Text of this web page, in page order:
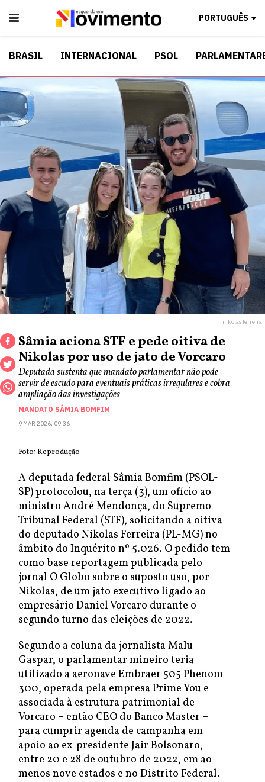
PORTUGUÊS
BRASIL INTERNACIONAL PSOL
nikolas ferreira
Sâmia aciona STF e pede oitiva de
Nikolas por uso de jato de Vorcaro
Deputada sustenta que mandato parlamentar não pode
servir de escudo para eventuais práticas irregulares e cobra
ampliação das investigações
MANDATO SÂMIA BOMFIM
9 MAR 2026, 09:36
Foto: Reprodução
A deputada federal Sâmia Bomfim (PSOL-
SP) protocolou, na terça (3), um ofício ao
ministro André Mendonça, do Supremo
Tribunal Federal (STF), solicitando a oitiva
do deputado Nikolas Ferreira (PL-MG) no
âmbito do Inquérito nº 5.026. O pedido tem
como base reportagem publicada pelo
jornal O Globo sobre o suposto uso, por
Nikolas, de um jato executivo ligado ao
empresário Daniel Vorcaro durante o
segundo turno das eleições de 2022.
Segundo a coluna da jornalista Malu
Gaspar, o parlamentar mineiro teria
utilizado a aeronave Embraer 505 Phenom
300, operada pela empresa Prime You e
associada à estrutura patrimonial de
Vorcaro – então CEO do Banco Master –
para cumprir agenda de campanha em
apoio ao ex-presidente Jair Bolsonaro,
entre 20 e 28 de outubro de 2022, em ao
menos nove estados e no Distrito Federal.